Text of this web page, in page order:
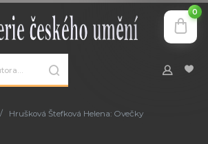
0
Hrušková Štefková Helena: Ovečky